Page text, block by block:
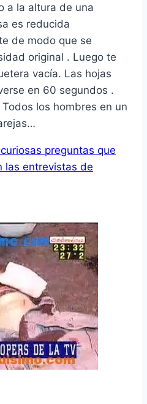
a la altura de una
es reducida
de modo que se
original . Luego te
vacía. Las hojas
en 60 segundos .
los hombres en un
preguntas que
las entrevistas de